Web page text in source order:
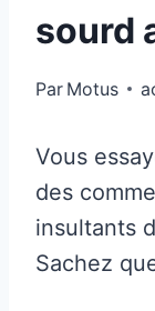
sourd
Par Motus
Vous
des
insultants
Sachez